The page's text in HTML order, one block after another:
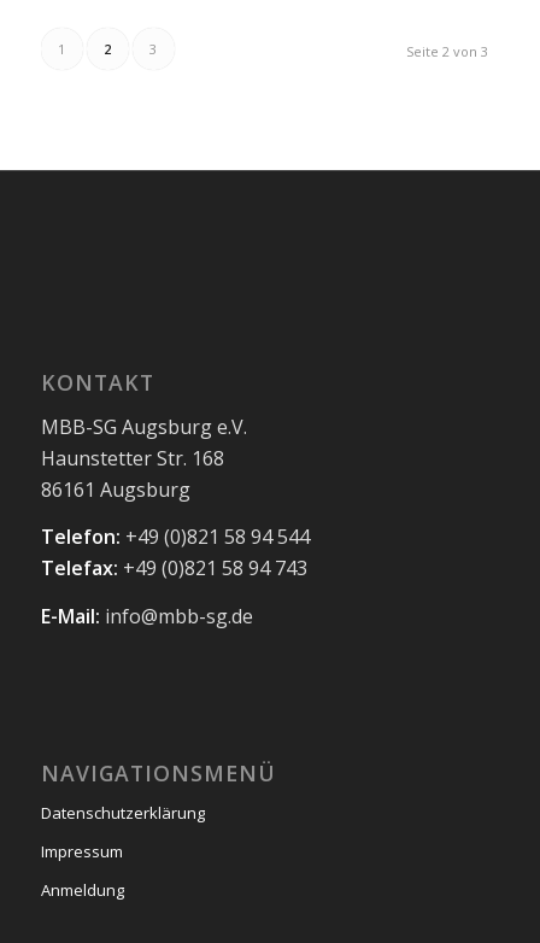
Seite 2 von 3
1 2 3
KONTAKT
MBB-SG Augsburg e.V.
Haunstetter Str. 168
86161 Augsburg
Telefon: +49 (0)821 58 94 544
Telefax: +49 (0)821 58 94 743
E-Mail: info@mbb-sg.de
NAVIGATIONSMENÜ
Datenschutzerklärung
Impressum
Anmeldung